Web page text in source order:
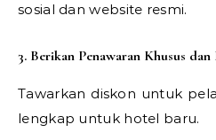
sosial dan website resmi.
3. Berikan Penawaran Khusus
Tawarkan diskon untuk
lengkap untuk hotel baru.